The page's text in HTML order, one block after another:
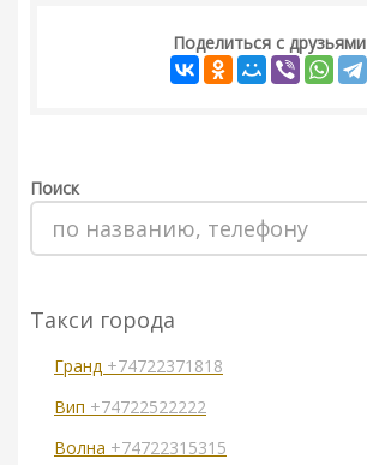
Поделиться с друзьями
Поиск
Такси города
Гранд +74722371818
Вип +74722522222
Волна +74722315315